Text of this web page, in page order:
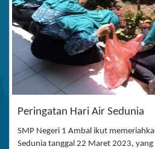
Peringatan Hari Air Sedunia
SMP Negeri 1 Ambal ikut
Sedunia tanggal 22 Maret 2023,